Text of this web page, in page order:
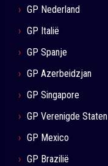
GP Nederland
GP Italië
GP Spanje
GP Azerbeidzjan
GP Singapore
GP Verenigde Staten
GP Mexico
GP Brazilië